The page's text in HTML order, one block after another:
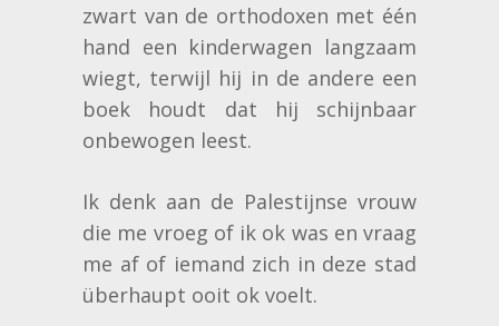
zwart van de orthodoxen met één
hand een kinderwagen langzaam
wiegt, terwijl hij in de andere een
boek houdt dat hij schijnbaar
onbewogen leest.
Ik denk aan de Palestijnse vrouw
die me vroeg of ik ok was en vraag
me af of iemand zich in deze stad
überhaupt ooit ok voelt.